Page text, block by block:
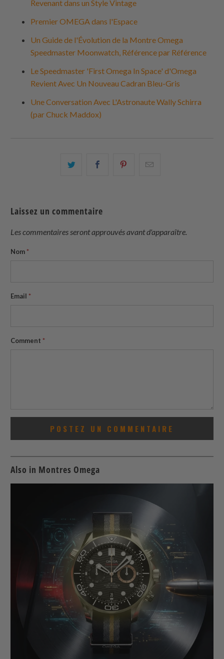
Revenant dans un Style Vintage
Premier OMEGA dans l'Espace
Un Guide de l'Évolution de la Montre Omega
Speedmaster Moonwatch, Référence par Référence
Le Speedmaster 'First Omega In Space' d'Omega
Revient Avec Un Nouveau Cadran Bleu-Gris
Une Conversation Avec L'Astronaute Wally Schirra
(par Chuck Maddox)
Partagez Partager Partagez
Laissez un commentaire
Les commentaires seront approuvés avant d'apparaître.
Nom *
Email *
Comment *
Also in Montres Omega